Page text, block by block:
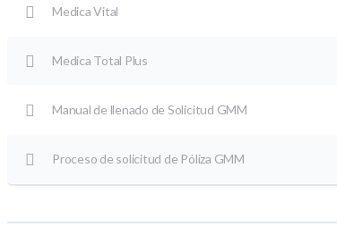
Medica Vital
Medica Total Plus
Manual de llenado de Solicitud GMM
Proceso de solicitud de Póliza GMM